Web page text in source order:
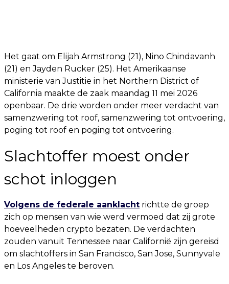
Het gaat om Elijah Armstrong (21), Nino Chindavanh
(21) en Jayden Rucker (25). Het Amerikaanse
ministerie van Justitie in het Northern District of
California maakte de zaak maandag 11 mei 2026
openbaar. De drie worden onder meer verdacht van
samenzwering tot roof, samenzwering tot ontvoering,
poging tot roof en poging tot ontvoering.
Slachtoffer moest onder
schot inloggen
Volgens de federale aanklacht richtte de groep
zich op mensen van wie werd vermoed dat zij grote
hoeveelheden crypto bezaten. De verdachten
zouden vanuit Tennessee naar Californië zijn gereisd
om slachtoffers in San Francisco, San Jose, Sunnyvale
en Los Angeles te beroven.